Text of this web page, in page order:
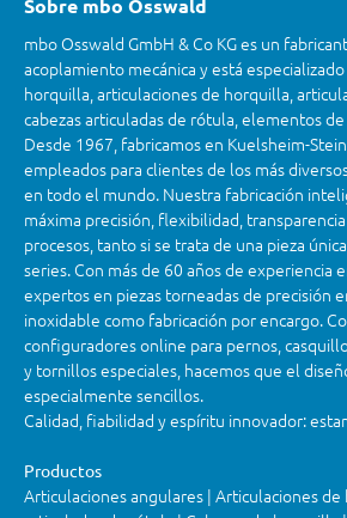
Sobre mbo Osswald
mbo Osswald GmbH & Co KG es un
acoplamiento mecánica y está
horquilla, articulaciones de horquilla,
cabezas articuladas de rótula, elementos
Desde 1967, fabricamos en Kuelsheim-
empleados para clientes de los más
en todo el mundo. Nuestra fabricación
máxima precisión, flexibilidad,
procesos, tanto si se trata de una pieza
series. Con más de 60 años de experiencia
expertos en piezas torneadas de precisión
inoxidable como fabricación por encargo.
configuradores online para pernos,
y tornillos especiales, hacemos que el
especialmente sencillos.
Calidad, fiabilidad y espíritu innovador:
Productos
Articulaciones angulares | Articulaciones de